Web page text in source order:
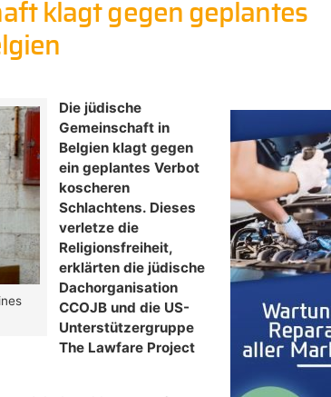
klagt gegen geplantes
Die jüdische
Gemeinschaft in
Belgien klagt gegen
ein geplantes Verbot
koscheren
Schlachtens. Dieses
verletze die
Religionsfreiheit,
erklärten die jüdische
Dachorganisation
CCOJB und die US-
Unterstützergruppe
The Lawfare Project